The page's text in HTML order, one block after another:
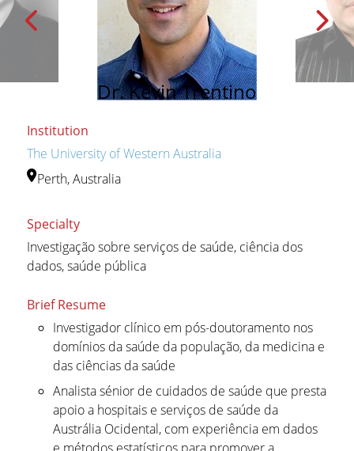
Dr. Kevin Trentino
Institution
The University of Western Australia
Perth, Australia
Specialty
Investigação sobre serviços de saúde, ciência dos
dados, saúde pública
Brief Resume
Investigador clínico em pós-doutoramento nos
domínios da saúde da população, da medicina e
das ciências da saúde
Analista sénior de cuidados de saúde que presta
apoio a hospitais e serviços de saúde da
Austrália Ocidental, com experiência em dados